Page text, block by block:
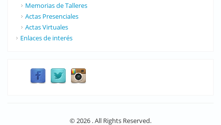
Memorias de Talleres
Actas Presenciales
Actas Virtuales
Enlaces de interés
© 2026 . All Rights Reserved.